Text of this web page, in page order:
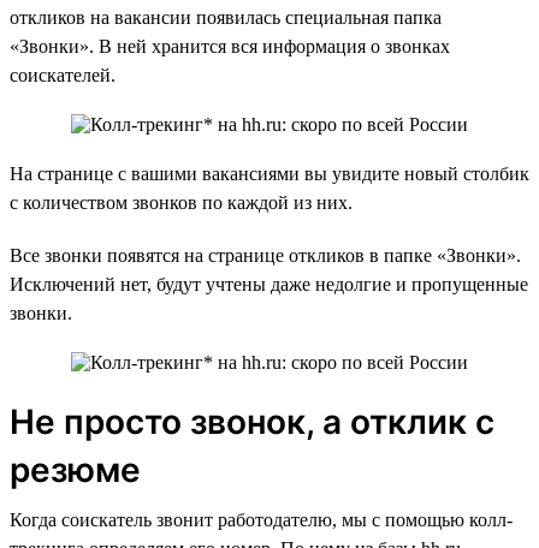
откликов на вакансии появилась специальная папка
«Звонки». В ней хранится вся информация о звонках
соискателей.
На странице с вашими вакансиями вы увидите новый столбик
с количеством звонков по каждой из них.
Все звонки появятся на странице откликов в папке «Звонки».
Исключений нет, будут учтены даже недолгие и пропущенные
звонки.
Не просто звонок, а отклик с
резюме
Когда соискатель звонит работодателю, мы с помощью колл-